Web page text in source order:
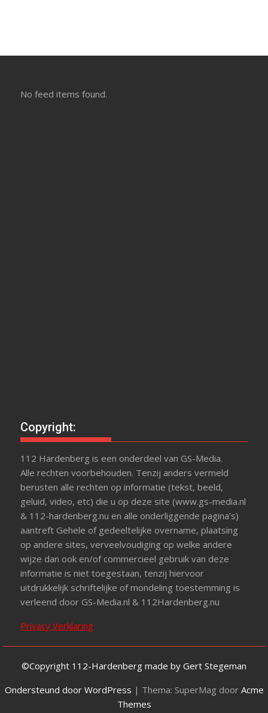
No feed items found.
Copyright:
112 Hardenberg is een onderdeel van GS-Media.
Alle rechten voorbehouden. Tenzij anders vermeld
berusten alle rechten op informatie (tekst, beeld,
geluid, video, etc) die u op deze site (www.gs-media.nl
& 112-hardenberg.nu en alle onderliggende pagina’s)
aantreft Gehele of gedeeltelijke overname, plaatsing
op andere sites, verveelvoudiging op welke andere
wijze dan ook en/of commercieel gebruik van deze
informatie is niet toegestaan, tenzij hiervoor
uitdrukkelijk schriftelijke of mondeling toestemming is
verleend door GS-Media.nl & 112Hardenberg.nu
Privacy Verklaring
©Copyright 112-Hardenberg made by Gert Stegeman
Ondersteund door WordPress | Thema: SuperMag door Acme
Themes